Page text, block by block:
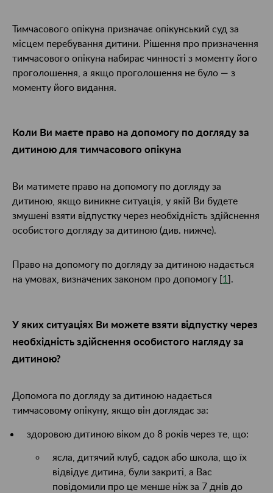
Тимчасового опікуна призначає опікунський суд за
місцем перебування дитини. Рішення про призначення
тимчасового опікуна набирає чинності з моменту його
проголошення, а якщо проголошення не було — з
моменту його видання.
Коли Ви маєте право на допомогу по догляду за
дитиною для тимчасового опікуна
Ви матимете право на допомогу по догляду за
дитиною, якщо виникне ситуація, у якій Ви будете
змушені взяти відпустку через необхідність здійснення
особистого догляду за дитиною (див. нижче).
Право на допомогу по догляду за дитиною надається
на умовах, визначених законом про допомогу [1].
У яких ситуаціях Ви можете взяти відпустку через
необхідність здійснення особистого нагляду за
дитиною?
Допомога по догляду за дитиною надається
тимчасовому опікуну, якщо він доглядає за:
здоровою дитиною віком до 8 років через те, що:
ясла, дитячий клуб, садок або школа, що їх
відвідує дитина, були закриті, а Вас
повідомили про це менше ніж за 7 днів до